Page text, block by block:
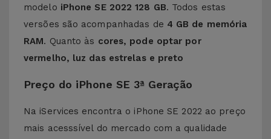
modelo iPhone SE 2022 128 GB. Todos estas
versões são acompanhadas de 4 GB de memória
RAM. Quanto às cores, pode optar por
vermelho, luz das estrelas e preto
Preço do iPhone SE 3ª Geração
Na iServices encontra o iPhone SE 2022 ao preço
mais acesssível do mercado com a qualidade